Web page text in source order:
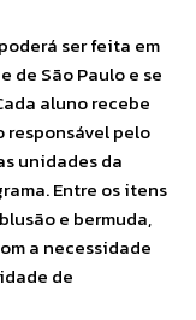
ser feita em
de São Paulo e se
aluno recebe
responsável pelo
unidades da
Entre os itens
e bermuda,
a necessidade
de